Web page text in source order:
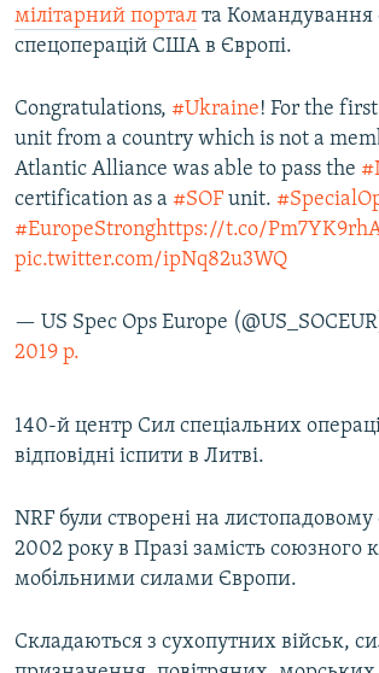
мілітарний портал та Командування
спецоперацій США в Європі.
Congratulations, #Ukraine! For the
unit from a country which is not a
Atlantic Alliance was able to pass the
certification as a #SOF unit.
#EuropeStronghttps://t.co/
pic.twitter.com/ipNq82u3WQ
— US Spec Ops Europe
2019 р.
140-й центр Сил спеціальних
відповідні іспити в Литві.
NRF були створені на
2002 року в Празі замість союзного
мобільними силами Європи.
Складаються з сухопутних військ,